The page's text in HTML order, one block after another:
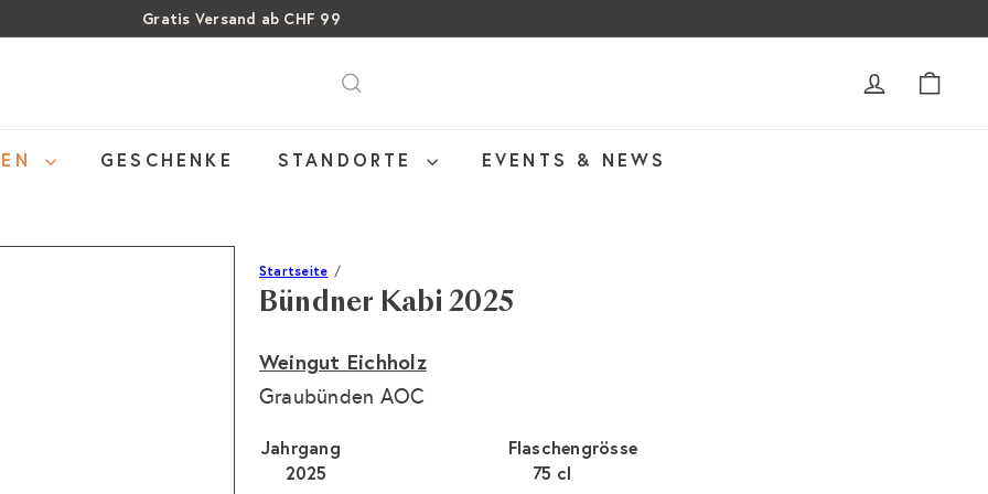
Pause
Gratis Versand ab CHF 99
Über 15% Rabatt auf Sommer Weine
SALE: Bis zu 40% auf letzte Flaschen
ACCOUNT
GESCHENKE STANDORTE EVENTS & NEWS
Startseite
Bündner Kabi 2025
Weingut Eichholz
Graubünden AOC
Flaschengrösse
75 cl
Jahrgang
2025